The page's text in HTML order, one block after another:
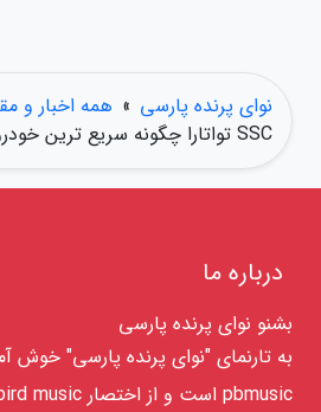
نوای پرنده پارسی » همه اخبار و
SSC تواتارا چگونه سریع ترین خودروی جهان شد؟
درباره ما
بشنو نوای پرنده پارسی
به تارنمای "نوای پرنده پارسی" خوش